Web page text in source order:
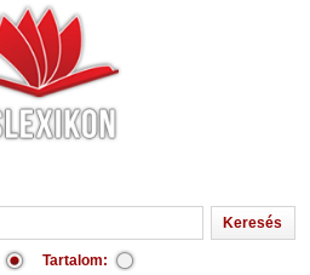
Tartalom: